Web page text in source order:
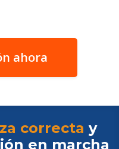
ahora
correcta y
en marcha